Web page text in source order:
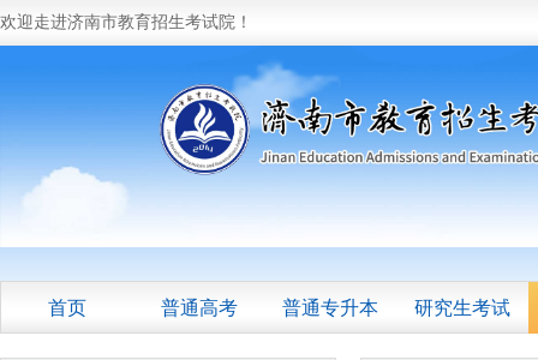
欢迎走进济南市教育招生考试院！
首页 普通高考 普通专升本 研究生考试